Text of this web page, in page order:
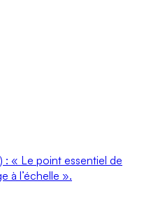
: « Le point essentiel de
à l’échelle ».